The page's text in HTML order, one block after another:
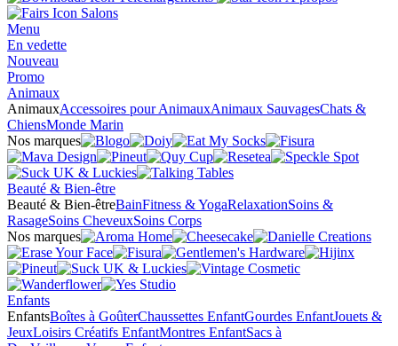
Salons
Menu
En vedette
Nouveau
Promo
Animaux
AnimauxAccessoires pour AnimauxAnimaux SauvagesChats &
ChiensMonde Marin
Nos marques
Beauté & Bien-être
Beauté & Bien-êtreBainFitness & YogaRelaxationSoins &
RasageSoins CheveuxSoins Corps
Nos marques
Enfants
EnfantsBoîtes à GoûterChaussettes EnfantGourdes EnfantJouets &
JeuxLoisirs Créatifs EnfantMontres EnfantSacs à